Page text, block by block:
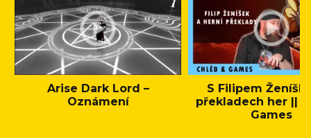
Arise Dark Lord –
Oznámení
S Filipem
překladech her ||
Games